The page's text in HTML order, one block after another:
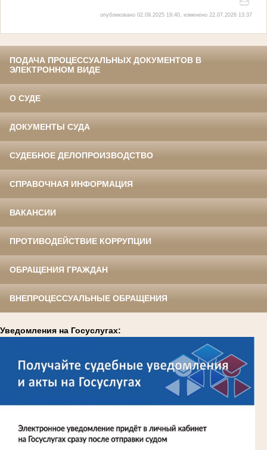
опубликовано 02.09.2025 19:40, изменено 22.07.2026 13:37
ПОДАЧА ПРОЦЕССУАЛЬНЫХ ДОКУМЕНТОВ В
ЭЛЕКТРОННОМ ВИДЕ
О СУДЕ
ДОКУМЕНТЫ СУДА
СУДЕБНОЕ ДЕЛОПРОИЗВОДСТВО
СПРАВОЧНАЯ ИНФОРМАЦИЯ
ВАКАНСИИ
ПРОТИВОДЕЙСТВИЕ КОРРУПЦИИ
ОБРАЩЕНИЯ ГРАЖДАН
ВНЕПРОЦЕССУАЛЬНЫЕ ОБРАЩЕНИЯ
Уведомления на Госуслугах: